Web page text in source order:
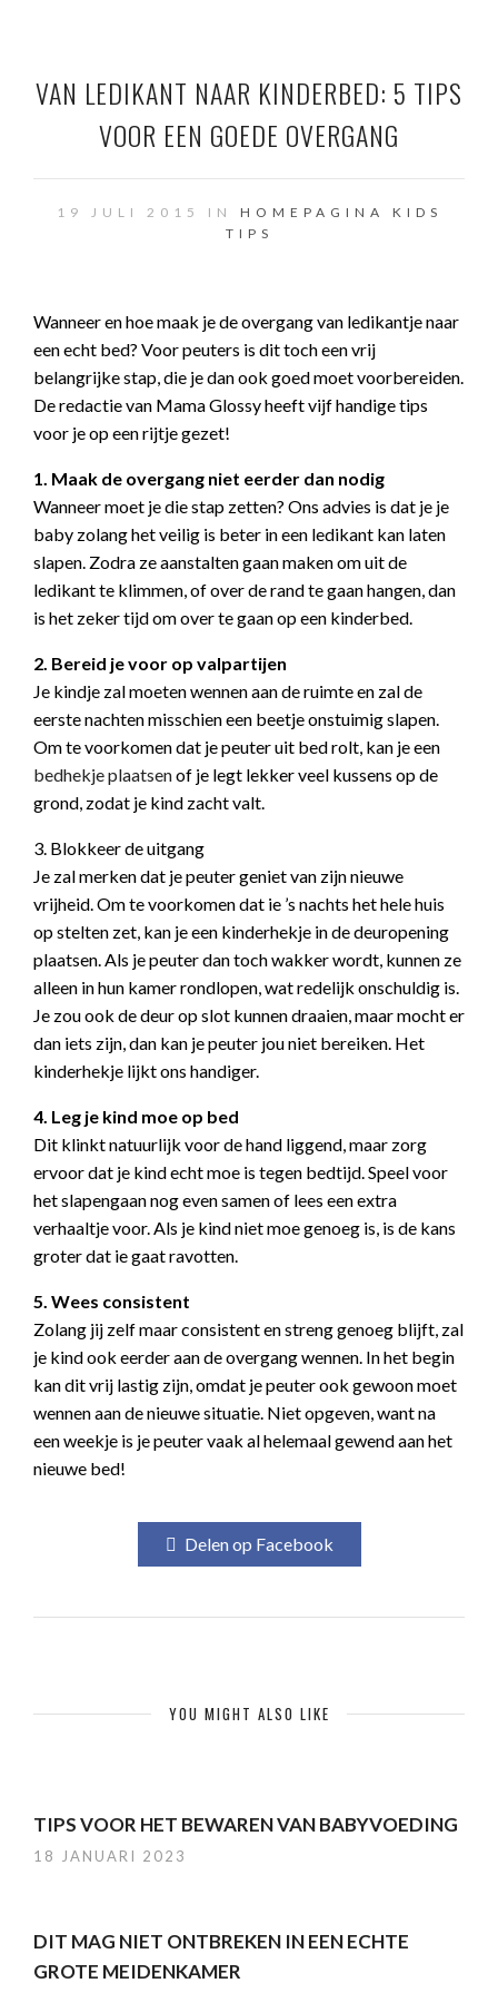
VAN LEDIKANT NAAR KINDERBED: 5 TIPS
VOOR EEN GOEDE OVERGANG
19 JULI 2015 IN HOMEPAGINA
KIDS
TIPS
Wanneer en hoe maak je de overgang van ledikantje naar
een echt bed? Voor peuters is dit toch een vrij
belangrijke stap, die je dan ook goed moet voorbereiden.
De redactie van Mama Glossy heeft vijf handige tips
voor je op een rijtje gezet!
1. Maak de overgang niet eerder dan nodig
Wanneer moet je die stap zetten? Ons advies is dat je je
baby zolang het veilig is beter in een ledikant kan laten
slapen. Zodra ze aanstalten gaan maken om uit de
ledikant te klimmen, of over de rand te gaan hangen, dan
is het zeker tijd om over te gaan op een kinderbed.
2. Bereid je voor op valpartijen
Je kindje zal moeten wennen aan de ruimte en zal de
eerste nachten misschien een beetje onstuimig slapen.
Om te voorkomen dat je peuter uit bed rolt, kan je een
bedhekje plaatsenof je legt lekker veel kussens op de
grond, zodat je kind zacht valt.
3. Blokkeer de uitgang
Je zal merken dat je peuter geniet van zijn nieuwe
vrijheid. Om te voorkomen dat ie ’s nachts het hele huis
op stelten zet, kan je een kinderhekje in de deuropening
plaatsen. Als je peuter dan toch wakker wordt, kunnen ze
alleen in hun kamer rondlopen, wat redelijk onschuldig is.
Je zou ook de deur op slot kunnen draaien, maar mocht er
dan iets zijn, dan kan je peuter jou niet bereiken. Het
kinderhekje lijkt ons handiger.
4. Leg je kind moe op bed
Dit klinkt natuurlijk voor de hand liggend, maar zorg
ervoor dat je kind echt moe is tegen bedtijd. Speel voor
het slapengaan nog even samen of lees een extra
verhaaltje voor. Als je kind niet moe genoeg is, is de kans
groter dat ie gaat ravotten.
5. Wees consistent
Zolang jij zelf maar consistent en streng genoeg blijft, zal
je kind ook eerder aan de overgang wennen. In het begin
kan dit vrij lastig zijn, omdat je peuter ook gewoon moet
wennen aan de nieuwe situatie. Niet opgeven, want na
een weekje is je peuter vaak al helemaal gewend aan het
nieuwe bed!
Delen op Facebook
YOU MIGHT ALSO LIKE
TIPS VOOR HET BEWAREN VAN BABYVOEDING
18 JANUARI 2023
DIT MAG NIET ONTBREKEN IN EEN ECHTE
GROTE MEIDENKAMER